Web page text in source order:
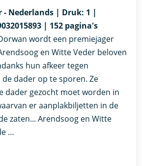
- Nederlands | Druk: 1 |
| 152 pagina's
wordt een premiejager
en Witte Veder beloven
hun afkeer tegen
dader op te sporen. Ze
dader gezocht moet worden in
er aanplakbiljetten in de
zaten... Arendsoog en Witte
…